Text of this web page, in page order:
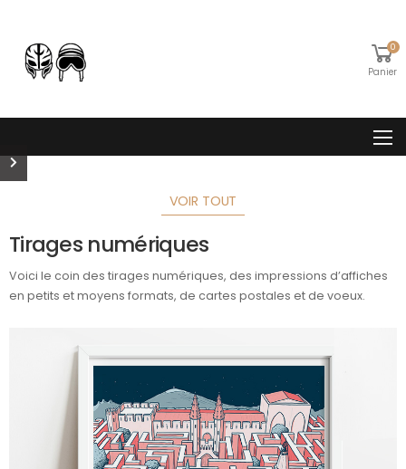
0
Panier
VOIR TOUT
Tirages numériques
Voici le coin des tirages numériques, des impressions d’affiches
en petits et moyens formats, de cartes postales et de voeux.